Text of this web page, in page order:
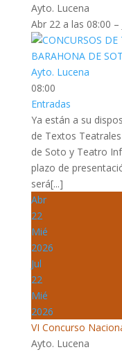
Ayto. Lucena
Abr 22 a las 08:00 –
08:00
Entradas
Ya están a su
de Textos
de Soto y Teatro
plazo de
será[...]
Abr
22
Mié
2026
Jul
22
Mié
2026
VI Concurso
Ayto. Lucena